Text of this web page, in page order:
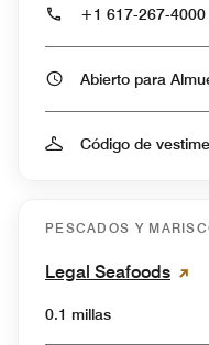
+1 617-267-4000
Código de
PESCADOS Y
Legal Seafoods
0.1 millas